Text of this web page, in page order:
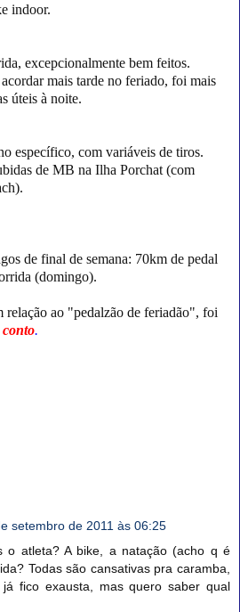
indoor.
excepcionalmente bem feitos.
mais tarde no feriado, foi mais
úteis à noite.
específico, com variáveis de tiros.
de MB na Ilha Porchat (com
de final de semana: 70km de pedal
(domingo).
relação ao "pedalzão de feriadão", foi
conto.
setembro de 2011 às 06:25
o atleta? A bike, a natação (acho q é
Todas são cansativas pra caramba,
fico exausta, mas quero saber qual